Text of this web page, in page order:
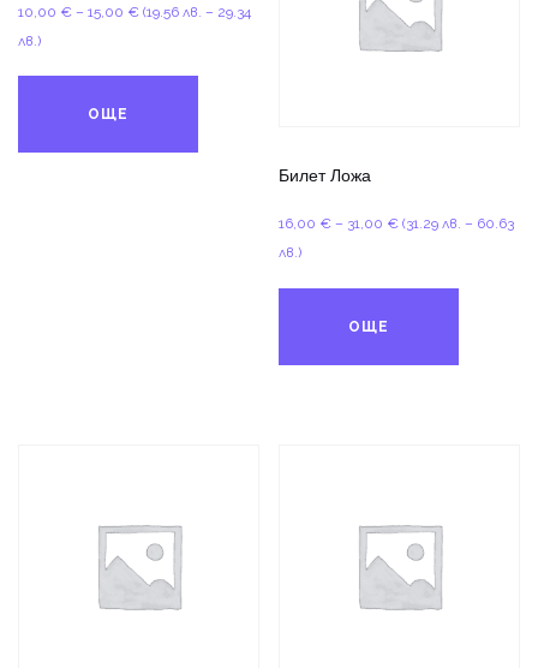
10,00 € – 15,00 € Price
(19.56 лв. – 29.34
лв.)
ОЩЕ
Билет Ложа
16,00 € – 31,00 €Price
(31.29 лв. – 60.63
лв.)
ОЩЕ